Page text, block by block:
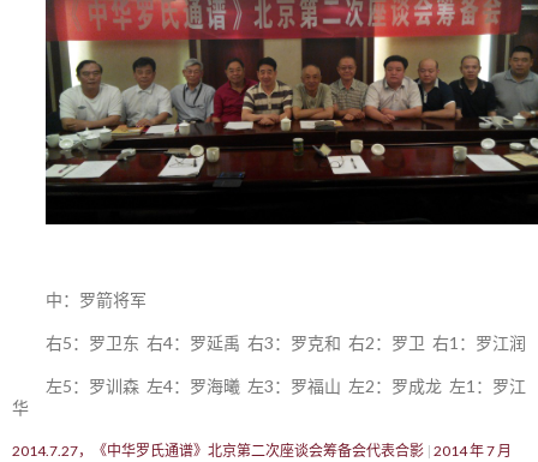
中：罗箭将军
右5：罗卫东 右4：罗延禹 右3：罗克和 右2：罗卫 右1：罗江润
左5：罗训森 左4：罗海曦 左3：罗福山 左2：罗成龙 左1：罗江
华
2014.7.27，《中华罗氏通谱》北京第二次座谈会筹备会代表合影 2014 年 7 月